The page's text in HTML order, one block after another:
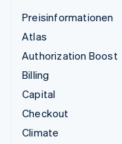
Preisinformationen
Atlas
Authorization Boost
Billing
Capital
Checkout
Climate